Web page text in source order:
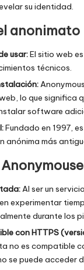
su identidad.
anonimato
usar:El sitio web
técnicos.
lo que significa
software
Fundado en 1997,
anónima más
Al ser un
experimentar
durante los
con HTTPS
no es compatible
se puede acceder